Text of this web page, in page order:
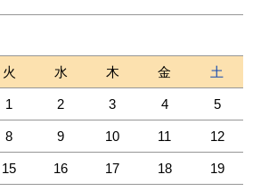
火 水 木 金 土
1 2 3 4 5
8 9 10 11 12
15 16 17 18 19